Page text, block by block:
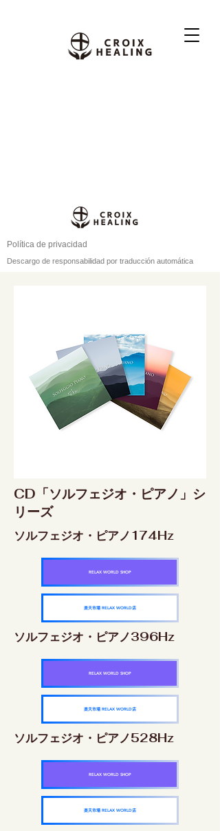
Política de privacidad
Descargo de responsabilidad por traducción automática
CD「ソルフェジオ・ピアノ」シ
リーズ
ソルフェジオ・ピアノ174Hz
RELAX WORLD SHOP
楽天市場 RELAX WORLD店
ソルフェジオ・ピアノ396Hz
RELAX WORLD SHOP
楽天市場 RELAX WORLD店
ソルフェジオ・ピアノ528Hz
RELAX WORLD SHOP
楽天市場 RELAX WORLD店